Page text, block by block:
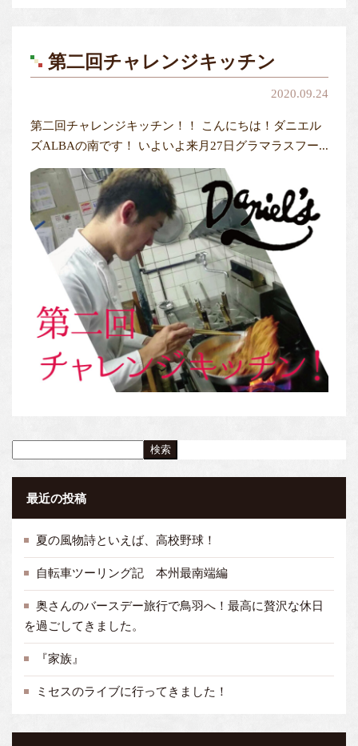
第二回チャレンジキッチン
2020.09.24
第二回チャレンジキッチン！！ こんにちは！ダニエル
ズALBAの南です！ いよいよ来月27日グラマラスフー...
検索
最近の投稿
夏の風物詩といえば、高校野球！
自転車ツーリング記 本州最南端編
奥さんのバースデー旅行で鳥羽へ！最高に贅沢な休日
を過ごしてきました。
『家族』
ミセスのライブに行ってきました！